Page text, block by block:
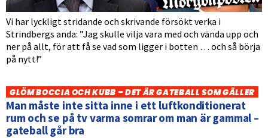
Vi har lyckligt stridande och skrivande försökt verka i
Strindbergs anda: ”Jag skulle vilja vara med och vända upp och
ner på allt, för att få se vad som ligger i botten … och så börja
på nytt!”
GLÖM BOCCIA OCH KUBB – DET ÄR GATEBALL SOM GÄLLER
Man måste inte sitta inne i ett luftkonditionerat
rum och se på tv varma somrar om man är gammal –
gateball går bra